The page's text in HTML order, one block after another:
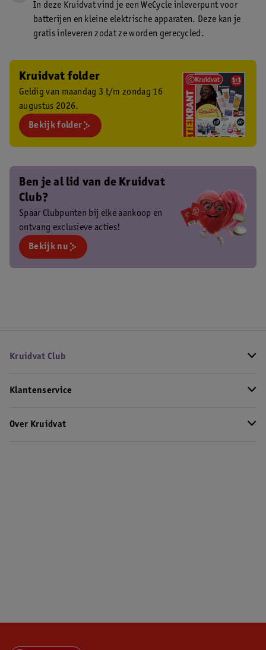
In deze Kruidvat vind je een WeCycle inleverpunt voor
batterijen en kleine elektrische apparaten. Deze kan je
gratis inleveren zodat ze worden gerecycled.
Kruidvat folder
Geldig van maandag 3 t/m zondag 16
augustus 2026.
Bekijk folder
Ben je al lid van de Kruidvat
Club?
Spaar Clubpunten bij elke aankoop en
ontvang exclusieve acties!
Bekijk nu
Kruidvat Club
Klantenservice
Over Kruidvat